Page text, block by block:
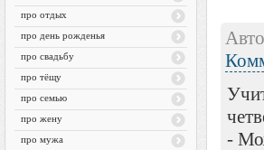
про отдых
про день рожденья
про свадьбу
про тёщу
про семью
про жену
про мужа
-